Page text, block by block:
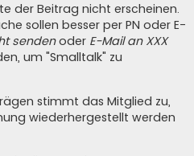
der Beitrag nicht erscheinen.
sollen besser per PN oder E-
sendenoder E-Mail an XXX
um "Smalltalk" zu
stimmt das Mitglied zu,
wiederhergestellt werden